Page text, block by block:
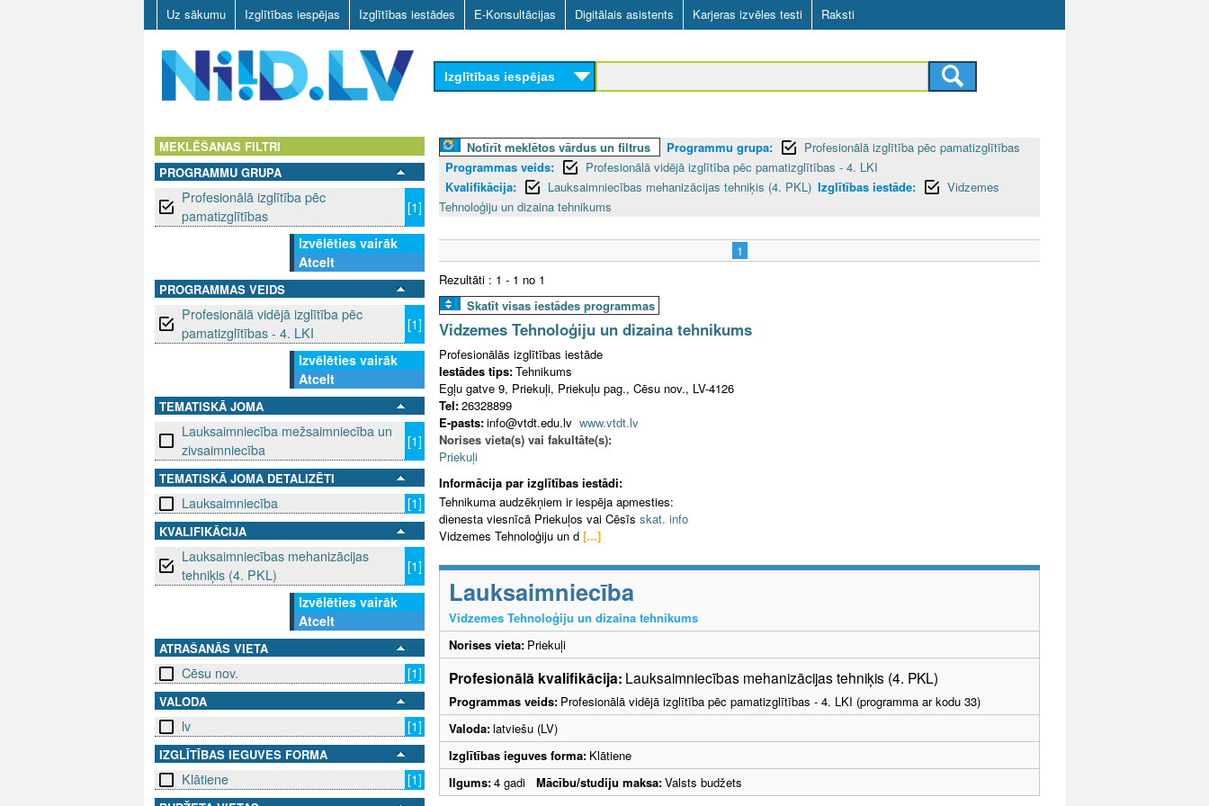
Skip
to
main
content
Uz sākumu Izglītības iespējas Izglītības iestādes E-Konsultācijas Digitālais asistents Karjeras izvēles testi Raksti
D
L
Izglītības iespējas
MEKLĒŠANAS FILTRI
PROGRAMMU GRUPA
Profesionālā izglītība pēc
pamatizglītības
[1]
Izvēlēties vairāk
Atcelt
PROGRAMMAS VEIDS
Profesionālā vidējā izglītība pēc
pamatizglītības - 4. LKI
[1]
Izvēlēties vairāk
Atcelt
TEMATISKĀ JOMA
Lauksaimniecība mežsaimniecība un
zivsaimniecība
[1]
TEMATISKĀ JOMA DETALIZĒTI
Lauksaimniecība [1]
KVALIFIKĀCIJA
Lauksaimniecības mehanizācijas
tehniķis (4. PKL)
[1]
Izvēlēties vairāk
Atcelt
ATRAŠANĀS VIETA
Cēsu nov. [1]
VALODA
lv [1]
IZGLĪTĪBAS IEGUVES FORMA
Klātiene [1]
Notīrīt meklētos vārdus un filtrus Programmu grupa:
Profesionālā izglītība pēc pamatizglītības
Programmas veids:
Profesionālā vidējā izglītība pēc pamatizglītības - 4. LKI
Kvalifikācija:
Lauksaimniecības mehanizācijas tehniķis (4. PKL) Izglītības iestāde:
Vidzemes
Tehnoloģiju un dizaina tehnikums
1
Rezultāti : 1 - 1 no 1
Skatīt visas iestādes programmas
Vidzemes Tehnoloģiju un dizaina tehnikums
Profesionālās izglītības iestāde
Iestādes tips:Tehnikums
Egļu gatve 9, Priekuļi, Priekuļu pag., Cēsu nov., LV-4126
Tel:26328899
E-pasts:info@vtdt.edu.lv www.vtdt.lv
Norises vieta(s) vai fakultāte(s):
Priekuļi
Informācija par izglītības iestādi:
Tehnikuma audzēkņiem ir iespēja apmesties:
dienesta viesnīcā Priekuļos vai Cēsīs skat. info
Vidzemes Tehnoloģiju un d [...]
Lauksaimniecība
Vidzemes Tehnoloģiju un dizaina tehnikums
Norises vieta: Priekuļi
Profesionālā kvalifikācija: Lauksaimniecības mehanizācijas tehniķis (4. PKL)
Programmas veids: Profesionālā vidējā izglītība pēc pamatizglītības - 4. LKI (programma ar kodu 33)
Valoda:latviešu (LV)
Izglītības ieguves forma: Klātiene
Ilgums:4 gadi Mācību/studiju maksa:Valsts budžets